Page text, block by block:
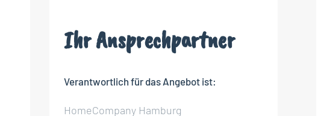
Ihr Ansprechpartner
Verantwortlich für das Angebot ist:
HomeCompany Hamburg